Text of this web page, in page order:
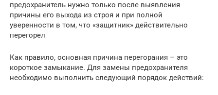
предохранитель нужно только после выявления
причины его выхода из строя и при полной
уверенности в том, что «защитник» действительно
перегорел
Как правило, основная причина перегорания – это
короткое замыкание. Для замены предохранителя
необходимо выполнить следующий порядок действий: